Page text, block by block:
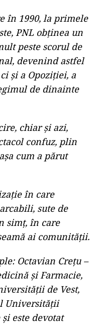
în 1990, la primele
PNL obținea un
peste scorul de
devenind astfel
și a Opoziției, a
de dinainte
chiar și azi,
confuz, plin
cum a părut
în care
sute de
simț, în care
ai comunității.
Octavian Crețu –
și Farmacie,
de Vest,
Universității
este devotat